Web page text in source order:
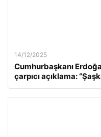
14/12/2025
Cumhurbaşkanı
çarpıcı açıklama: